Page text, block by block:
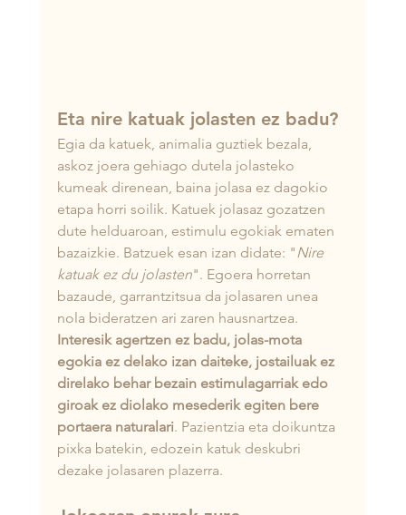
Eta nire katuak jolasten ez badu?
Egia da katuek, animalia guztiek bezala,
askoz joera gehiago dutela jolasteko
kumeak direnean, baina jolasa ez dagokio
etapa horri soilik. Katuek jolasaz gozatzen
dute helduaroan, estimulu egokiak ematen
bazaizkie. Batzuek esan izan didate: " Nire
katuak ez du jolasten". Egoera horretan
bazaude, garrantzitsua da jolasaren unea
nola bideratzen ari zaren hausnartzea.
Interesik agertzen ez badu, jolas-mota
egokia ez delako izan daiteke, jostailuak ez
direlako behar bezain estimulagarriak edo
giroak ez diolako mesederik egiten bere
portaera naturalari. Pazientzia eta doikuntza
pixka batekin, edozein katuk deskubri
dezake jolasaren plazerra.